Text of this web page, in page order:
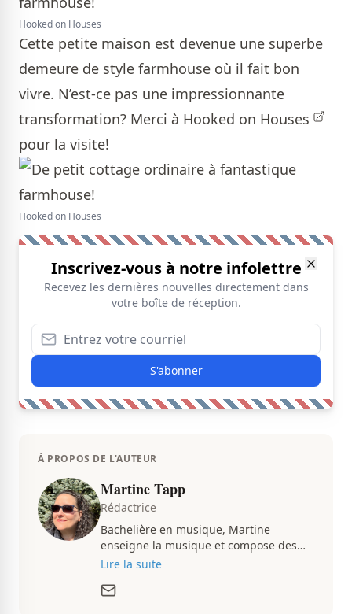
Hooked on Houses
Cette petite maison est devenue une superbe
demeure de style farmhouse où il fait bon
vivre. N’est-ce pas une impressionnante
transformation? Merci à Hooked on Houses
pour la visite!
Hooked on Houses
Inscrivez-vous à notre infolettre
Recevez les dernières nouvelles directement dans
votre boîte de réception.
S'abonner
À PROPOS DE L'AUTEUR
Martine Tapp
Rédactrice
Bachelière en musique, Martine
enseigne la musique et compose des
pièces musicales pendant ses temps
d’aménagement intérieur, elle suit de
Lire la suite